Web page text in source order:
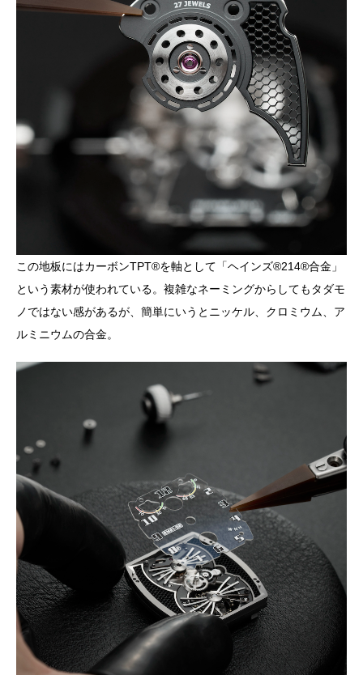
この地板にはカーボンTPT®︎を軸として「ヘインズ®️214®️合金」
という素材が使われている。複雑なネーミングからしてもタダモ
ノではない感があるが、簡単にいうとニッケル、クロミウム、ア
ルミニウムの合金。